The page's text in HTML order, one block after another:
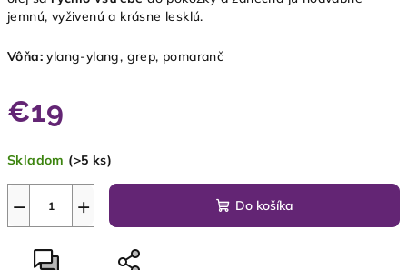
jemnú, vyživenú a krásne lesklú.
Vôňa: ylang-ylang, grep, pomaranč
€19
cena:
Skladom (>5 ks)
+
− Do košíka